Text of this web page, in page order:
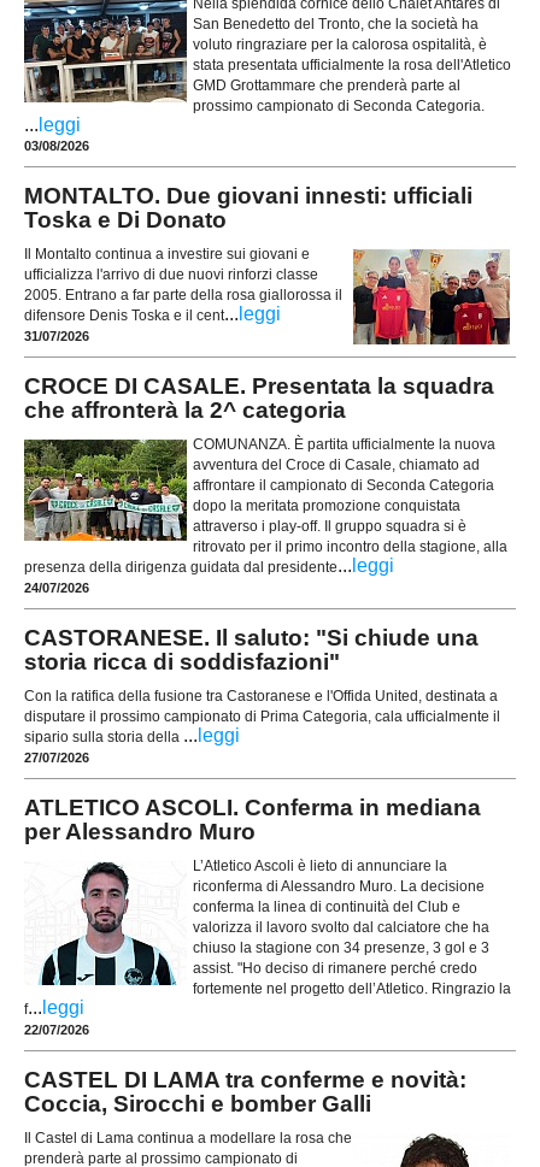
San Benedetto del Tronto, che la società ha
voluto ringraziare per la calorosa ospitalità, è
stata presentata ufficialmente la rosa dell'Atletico
GMD Grottammare che prenderà parte al
prossimo campionato di Seconda Categoria.
... leggi
03/08/2026
MONTALTO. Due giovani innesti: ufficiali
Toska e Di Donato
Il Montalto continua a investire sui giovani e
ufficializza l'arrivo di due nuovi rinforzi classe
2005. Entrano a far parte della rosa giallorossa il
difensore Denis Toska e il cent... leggi
31/07/2026
CROCE DI CASALE. Presentata la squadra
che affronterà la 2^ categoria
COMUNANZA. È partita ufficialmente la nuova
avventura del Croce di Casale, chiamato ad
affrontare il campionato di Seconda Categoria
dopo la meritata promozione conquistata
attraverso i play-off. Il gruppo squadra si è
ritrovato per il primo incontro della stagione, alla
presenza della dirigenza guidata dal presidente... leggi
24/07/2026
CASTORANESE. Il saluto: "Si chiude una
storia ricca di soddisfazioni"
Con la ratifica della fusione tra Castoranese e l'Offida United, destinata a
disputare il prossimo campionato di Prima Categoria, cala ufficialmente il
sipario sulla storia della ... leggi
27/07/2026
ATLETICO ASCOLI. Conferma in mediana
per Alessandro Muro
L’Atletico Ascoli è lieto di annunciare la
riconferma di Alessandro Muro. La decisione
conferma la linea di continuità del Club e
valorizza il lavoro svolto dal calciatore che ha
chiuso la stagione con 34 presenze, 3 gol e 3
assist. "Ho deciso di rimanere perché credo
fortemente nel progetto dell’Atletico. Ringrazio la
f... leggi
22/07/2026
CASTEL DI LAMA tra conferme e novità:
Coccia, Sirocchi e bomber Galli
Il Castel di Lama continua a modellare la rosa che
prenderà parte al prossimo campionato di